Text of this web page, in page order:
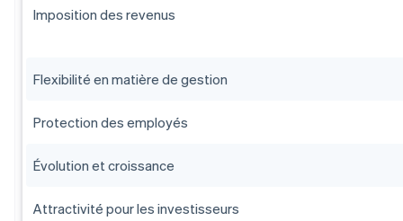
Imposition des revenus
Flexibilité en matière de gestion
Protection des employés
Évolution et croissance
Attractivité pour les investisseurs